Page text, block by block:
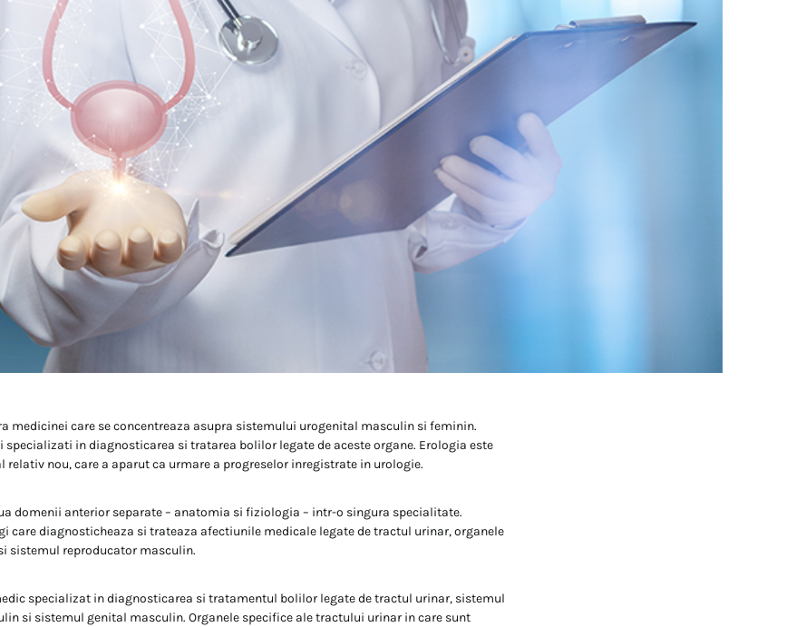
medicinei care se concentreaza asupra sistemului urogenital masculin si feminin.
specializati in diagnosticarea si tratarea bolilor legate de aceste organe. Erologia este
relativ nou, care a aparut ca urmare a progreselor inregistrate in urologie.
domenii anterior separate – anatomia si fiziologia – intr-o singura specialitate.
care diagnosticheaza si trateaza afectiunile medicale legate de tractul urinar, organele
sistemul reproducator masculin.
specializat in diagnosticarea si tratamentul bolilor legate de tractul urinar, sistemul
si sistemul genital masculin. Organele specifice ale tractului urinar in care sunt